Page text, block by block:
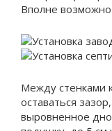
Вполне
Между стенками
оставаться
выровненное